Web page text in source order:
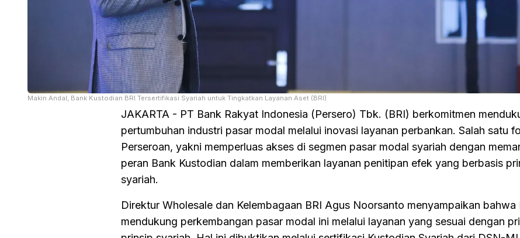
Makin Andal, Bank Kustodian BRI Tersertifikasi Syariah untuk Tingkatkan Layanan Aset (BRI)
JAKARTA - PT Bank Rakyat Indonesia (Persero) Tbk. (BRI) berkomitmen
pertumbuhan industri pasar modal melalui inovasi layanan perbankan. Salah satu
Perseroan, yakni memperluas akses di segmen pasar modal syariah dengan
peran Bank Kustodian dalam memberikan layanan penitipan efek yang berbasis
syariah.
Direktur Wholesale dan Kelembagaan BRI Agus Noorsanto menyampaikan bahwa
mendukung perkembangan pasar modal ini melalui layanan yang sesuai dengan